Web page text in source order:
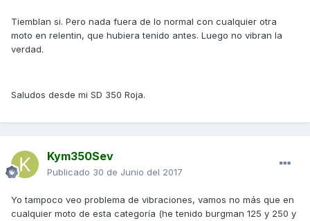
Tiemblan si. Pero nada fuera de lo normal con cualquier otra
moto en relentin, que hubiera tenido antes. Luego no vibran la
verdad.
Saludos desde mi SD 350 Roja.
Kym350Sev
Publicado 30 de Junio del 2017
Yo tampoco veo problema de vibraciones, vamos no más que en
cualquier moto de esta categoría (he tenido burgman 125 y 250 y